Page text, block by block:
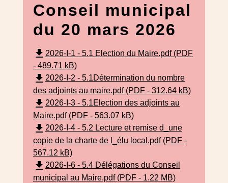
Conseil municipal
du 20 mars 2026
file_download 2026-I-1 - 5.1 Election du Maire.pdf (PDF
- 489.71 kB)
file_download 2026-I-2 - 5.1Détermination du nombre
des adjoints au maire.pdf (PDF - 312.64 kB)
file_download 2026-I-3 - 5.1Election des adjoints au
Maire.pdf (PDF - 563.07 kB)
file_download 2026-I-4 - 5.2 Lecture et remise d_une
copie de la charte de l_élu local.pdf (PDF -
567.12 kB)
file_download 2026-I-6 - 5.4 Délégations du Conseil
municipal au Maire.pdf (PDF - 1.22 MB)